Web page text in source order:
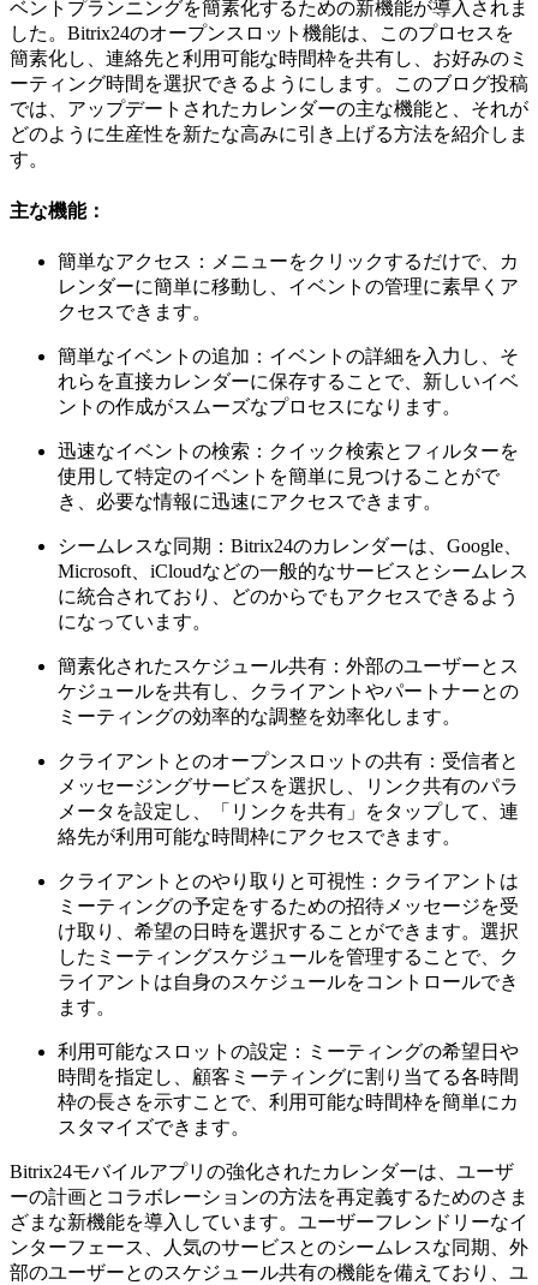
ベントプランニングを簡素化するための新機能が導入されま
した。Bitrix24のオープンスロット機能は、このプロセスを
簡素化し、連絡先と利用可能な時間枠を共有し、お好みのミ
ーティング時間を選択できるようにします。このブログ投稿
では、アップデートされたカレンダーの主な機能と、それが
どのように生産性を新たな高みに引き上げる方法を紹介しま
す。
主な機能：
簡単なアクセス：メニューをクリックするだけで、カ
レンダーに簡単に移動し、イベントの管理に素早くア
クセスできます。
簡単なイベントの追加：イベントの詳細を入力し、そ
れらを直接カレンダーに保存することで、新しいイベ
ントの作成がスムーズなプロセスになります。
迅速なイベントの検索：クイック検索とフィルターを
使用して特定のイベントを簡単に見つけることがで
き、必要な情報に迅速にアクセスできます。
シームレスな同期：Bitrix24のカレンダーは、Google、
Microsoft、iCloudなどの一般的なサービスとシームレス
に統合されており、どのからでもアクセスできるよう
になっています。
簡素化されたスケジュール共有：外部のユーザーとス
ケジュールを共有し、クライアントやパートナーとの
ミーティングの効率的な調整を効率化します。
クライアントとのオープンスロットの共有：受信者と
メッセージングサービスを選択し、リンク共有のパラ
メータを設定し、「リンクを共有」をタップして、連
絡先が利用可能な時間枠にアクセスできます。
クライアントとのやり取りと可視性：クライアントは
ミーティングの予定をするための招待メッセージを受
け取り、希望の日時を選択することができます。選択
したミーティングスケジュールを管理することで、ク
ライアントは自身のスケジュールをコントロールでき
ます。
利用可能なスロットの設定：ミーティングの希望日や
時間を指定し、顧客ミーティングに割り当てる各時間
枠の長さを示すことで、利用可能な時間枠を簡単にカ
スタマイズできます。
Bitrix24モバイルアプリの強化されたカレンダーは、ユーザ
ーの計画とコラボレーションの方法を再定義するためのさま
ざまな新機能を導入しています。ユーザーフレンドリーなイ
ンターフェース、人気のサービスとのシームレスな同期、外
部のユーザーとのスケジュール共有の機能を備えており、ユ